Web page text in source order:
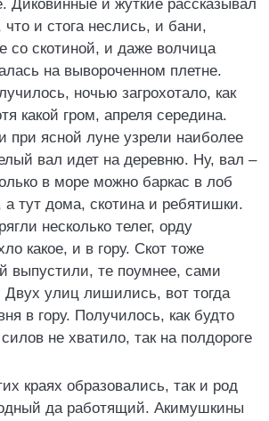
Диковинные и жуткие рассказывал
что и стога неслись, и бани,
со скотиной, и даже волчица
на вывороченном плетне.
ночью загрохотало, как
какой гром, апреля середина.
при ясной луне узрели наиболее
вал идет на деревню. Ну, вал –
в море можно баркас в лоб
а тут дома, скотина и ребятишки.
несколько телег, орду
какое, и в гору. Скот тоже
выпустили, те поумнее, сами
Двух улиц лишились, вот тогда
в гору. Получилось, как будто
не хватило, так на полдороге
краях образовались, так и род
да работящий. Акимушкины